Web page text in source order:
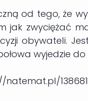
od tego, że
jak zwyciężać
obywateli.
wyjedzie do